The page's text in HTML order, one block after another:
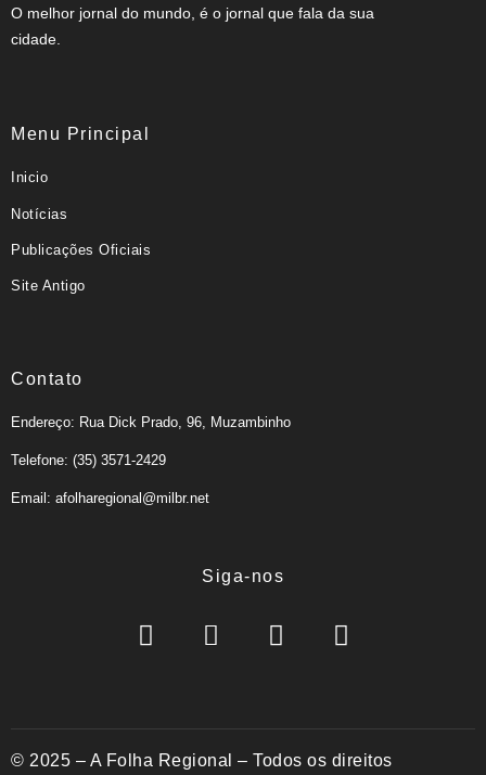
O melhor jornal do mundo, é o jornal que fala da sua
cidade.
Menu Principal
Inicio
Notícias
Publicações Oficiais
Site Antigo
Contato
Endereço: Rua Dick Prado, 96, Muzambinho
Telefone: (35) 3571-2429
Email: afolharegional@milbr.net
Siga-nos
© 2025 – A Folha Regional – Todos os direitos